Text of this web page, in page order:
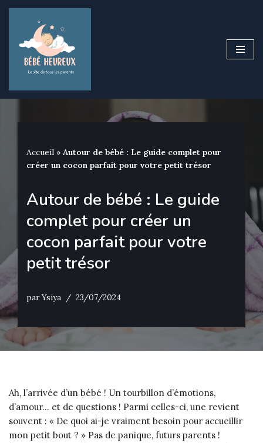
contenu
Accueil » Autour de bébé : Le guide complet pour
créer un cocon parfait pour votre petit trésor
Autour de bébé : Le guide
complet pour créer un
cocon parfait pour votre
petit trésor
parYsiya 23/07/2024
Ah, l’arrivée d’un bébé ! Un tourbillon d’émotions,
d’amour… et de questions ! Parmi celles-ci, une revient
souvent : « De quoi ai-je vraiment besoin pour accueillir
mon petit bout ? » Pas de panique, futurs parents !